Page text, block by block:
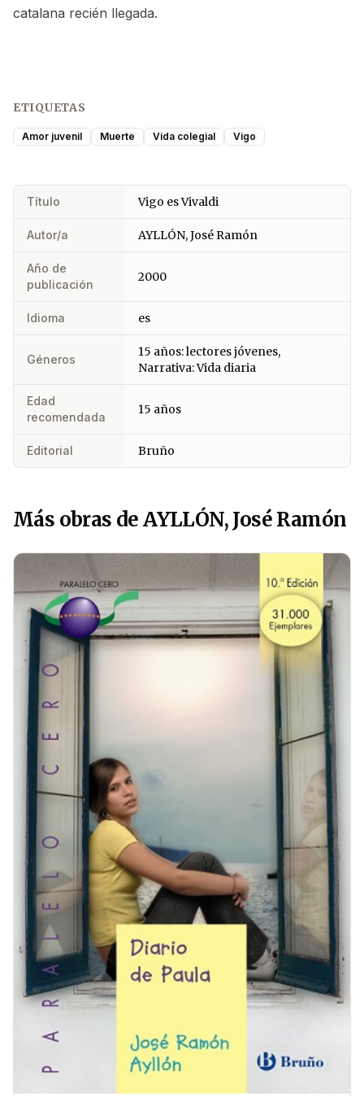
catalana recién llegada.
ETIQUETAS
Amor juvenil Muerte Vida colegial Vigo
Título Vigo es Vivaldi
Autor/a AYLLÓN, José Ramón
Año de
publicación
2000
Idioma es
Géneros
15 años: lectores jóvenes,
Narrativa: Vida diaria
Edad
recomendada
15 años
Editorial Bruño
Más obras de AYLLÓN, José Ramón